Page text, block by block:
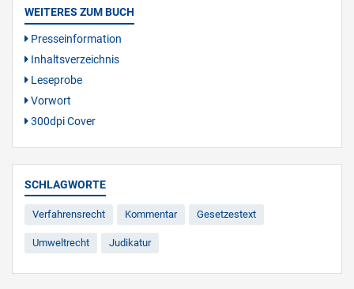
WEITERES ZUM BUCH
Presseinformation
Inhaltsverzeichnis
Leseprobe
Vorwort
300dpi Cover
SCHLAGWORTE
Verfahrensrecht Kommentar Gesetzestext
Umweltrecht Judikatur